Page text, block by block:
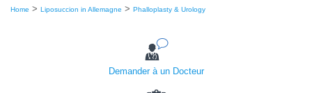
Home > Liposuccion in Allemagne > Phalloplasty & Urology
Demander à un Docteur